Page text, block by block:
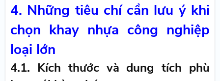
4. Những tiêu chí cần lưu ý khi
chọn khay nhựa công nghiệp
loại lớn
4.1. Kích thước và dung tích phù